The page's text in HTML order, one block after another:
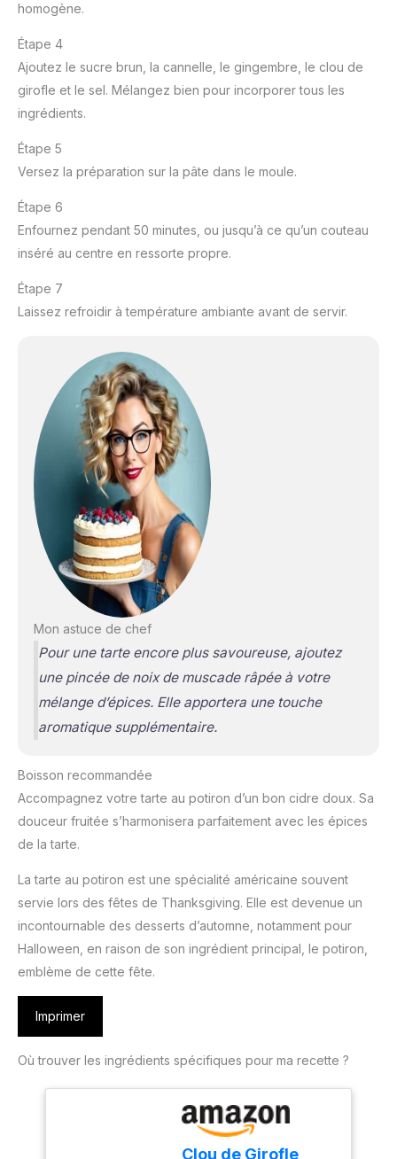
homogène.
Étape 4
Ajoutez le sucre brun, la cannelle, le gingembre, le clou de
girofle et le sel. Mélangez bien pour incorporer tous les
ingrédients.
Étape 5
Versez la préparation sur la pâte dans le moule.
Étape 6
Enfournez pendant 50 minutes, ou jusqu’à ce qu’un couteau
inséré au centre en ressorte propre.
Étape 7
Laissez refroidir à température ambiante avant de servir.
Mon astuce de chef
Pour une tarte encore plus savoureuse, ajoutez
une pincée de noix de muscade râpée à votre
mélange d’épices. Elle apportera une touche
aromatique supplémentaire.
Boisson recommandée
Accompagnez votre tarte au potiron d’un bon cidre doux. Sa
douceur fruitée s’harmonisera parfaitement avec les épices
de la tarte.
La tarte au potiron est une spécialité américaine souvent
servie lors des fêtes de Thanksgiving. Elle est devenue un
incontournable des desserts d’automne, notamment pour
Halloween, en raison de son ingrédient principal, le potiron,
emblème de cette fête.
Imprimer
Où trouver les ingrédients spécifiques pour ma recette ?
Clou de Girofle